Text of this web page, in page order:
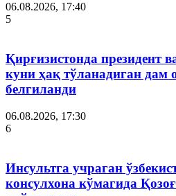
06.08.2026, 17:40
5
Қирғизистонда президент
куни ҳақ тўланадиган дам
белгиланди
06.08.2026, 17:30
6
Инсультга учраган
консулхона кўмагида